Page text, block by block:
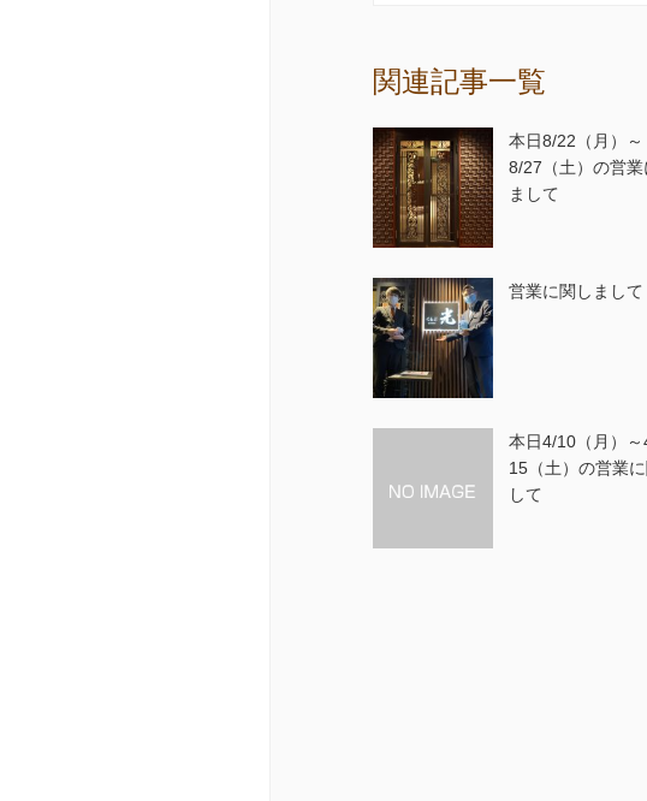
関連記事一覧
本日8/22（月）～
8/27（土）の営業
まして
営業に関しまして
本日4/10（月）～
15（土）の営業
して